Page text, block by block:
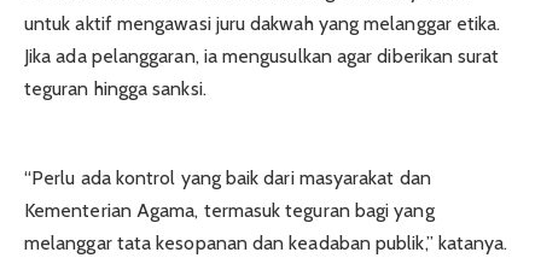
untuk aktif mengawasi juru dakwah yang melanggar etika.
Jika ada pelanggaran, ia mengusulkan agar diberikan surat
teguran hingga sanksi.
“Perlu ada kontrol yang baik dari masyarakat dan
Kementerian Agama, termasuk teguran bagi yang
melanggar tata kesopanan dan keadaban publik,” katanya.